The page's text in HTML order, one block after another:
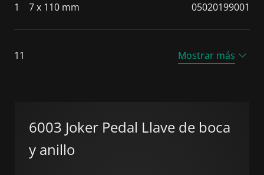
1
7 x 110 mm 05020199001
11 Mostrar más
6003 Joker Pedal Llave de boca
y anillo